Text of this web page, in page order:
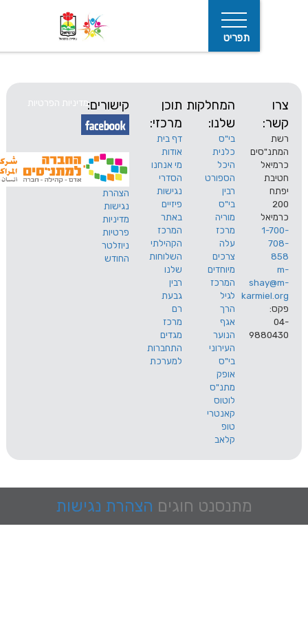
המחלקות
שלנו:
בי"ס
כלנית
היכל
הספורט
רבין
בי"ס
מוריה
מרכז
עלה
צרכים
מיוחדים
המרכז
לגיל
הרך
אגף
הנוער
תוכן
מרכזי:
דף בית
אודות
מי אנחנו
הסדרי
נגישות
פיזיים
באתר
המרכז
הקהילתי
השלוחות
שלנו
רבין
גבעת
רם
מרכז
מגדים
התחברות
למערכת
קישורים:
הצהרת
נגישות
מדיניות
פרטיות
ניוזלטר
החודש
מדיניות הפרטיות
מתנסנט חוגים הצהרת נגישות